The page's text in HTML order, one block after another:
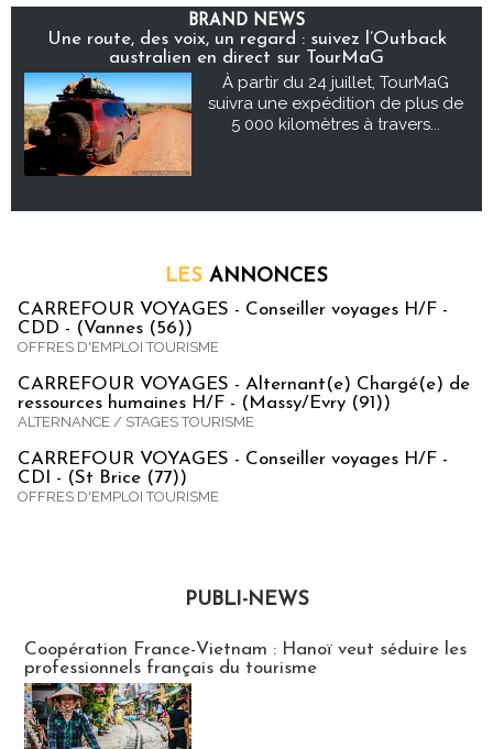
BRAND NEWS
Une route, des voix, un regard : suivez l’Outback
australien en direct sur TourMaG
À partir du 24 juillet, TourMaG
suivra une expédition de plus de
5 000 kilomètres à travers...
LES ANNONCES
CARREFOUR VOYAGES - Conseiller voyages H/F -
CDD - (Vannes (56))
OFFRES D'EMPLOI TOURISME
CARREFOUR VOYAGES - Alternant(e) Chargé(e) de
ressources humaines H/F - (Massy/Evry (91))
ALTERNANCE / STAGES TOURISME
CARREFOUR VOYAGES - Conseiller voyages H/F -
CDI - (St Brice (77))
OFFRES D'EMPLOI TOURISME
PUBLI-NEWS
Coopération France-Vietnam : Hanoï veut séduire les
professionnels français du tourisme